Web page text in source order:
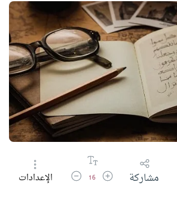
مشاركة زيادة حجم الخط
16 تقليل حجم الخط
الإعدادات